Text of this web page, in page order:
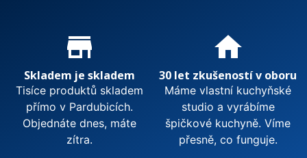
Proč nakupovat u nás?
store_mall_directory
Skladem je skladem
Tisíce produktů skladem
přímo v Pardubicích.
Objednáte dnes, máte
zítra.
home
30 let zkušeností v oboru
Máme vlastní kuchyňské
studio a vyrábíme
špičkové kuchyně. Víme
přesně, co funguje.